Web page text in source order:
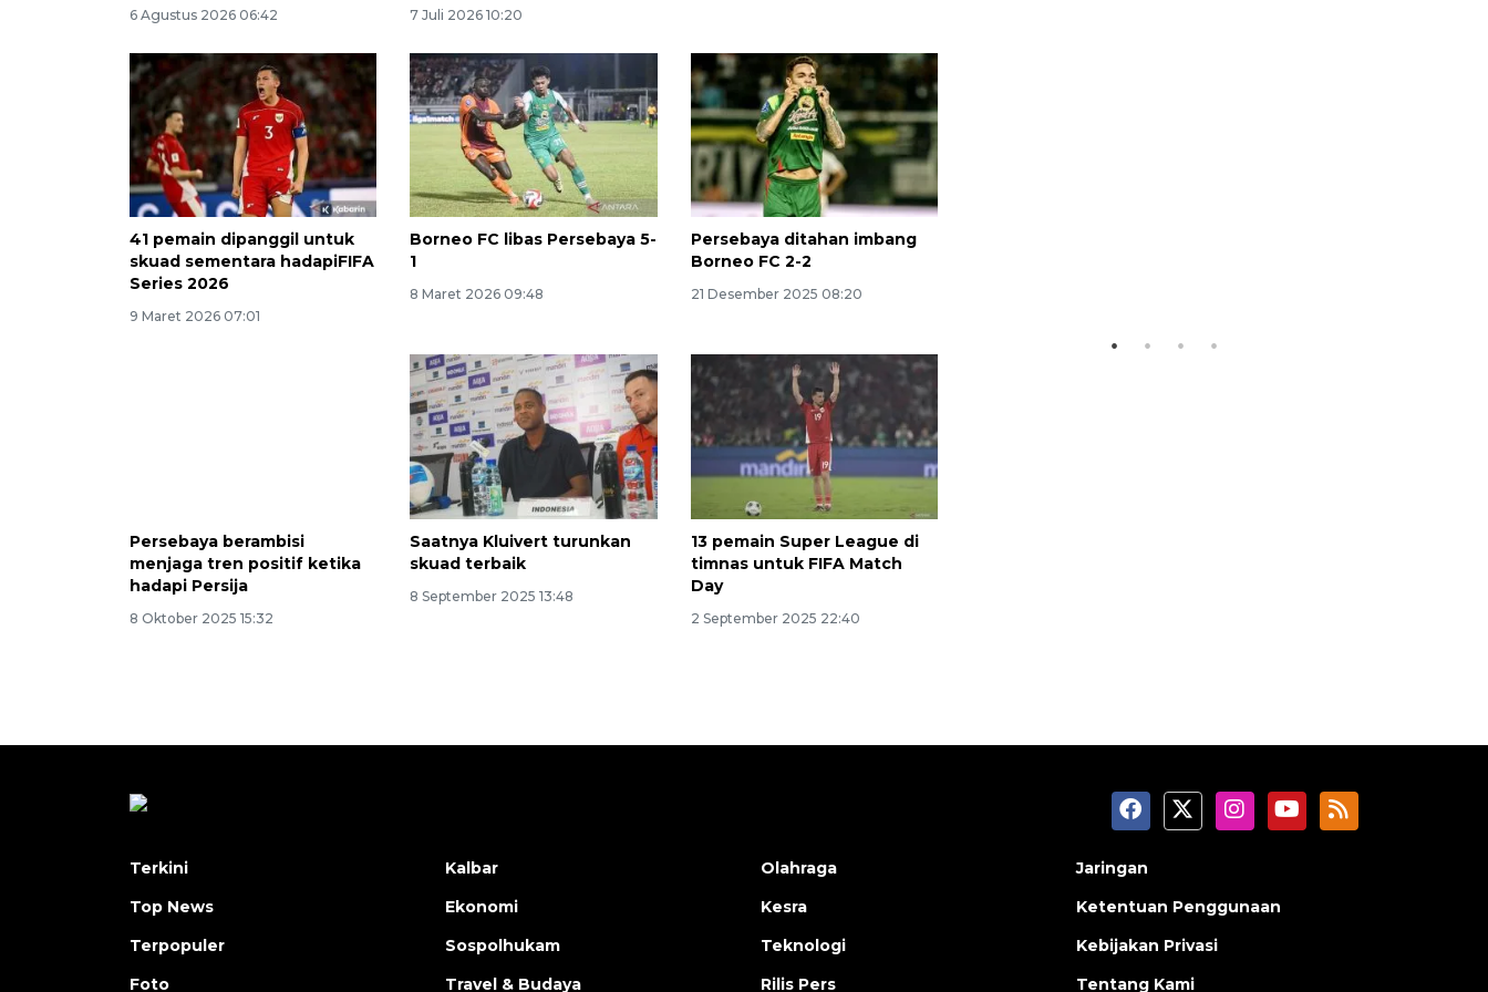
6 Agustus 2026 06:42 7 Juli 2026 10:20
41 pemain dipanggil untuk
skuad sementara hadapiFIFA
Series 2026
9 Maret 2026 07:01
Borneo FC libas Persebaya 5-
1
8 Maret 2026 09:48
Persebaya ditahan imbang
Borneo FC 2-2
21 Desember 2025 08:20
Persebaya berambisi
menjaga tren positif ketika
hadapi Persija
8 Oktober 2025 15:32
Saatnya Kluivert turunkan
skuad terbaik
8 September 2025 13:48
13 pemain Super League di
timnas untuk FIFA Match
Day
2 September 2025 22:40
Vaksin HPV untuk siswa laki-
2026-08-06 06:30:00
Terkini
Top News
Terpopuler
Foto
Kalbar
Ekonomi
Sospolhukam
Travel & Budaya
Olahraga
Kesra
Teknologi
Rilis Pers
Jaringan
Ketentuan Penggunaan
Kebijakan Privasi
Tentang Kami